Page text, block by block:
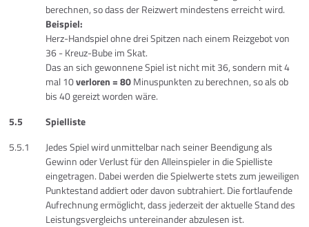
berechnen, so dass der Reizwert mindestens erreicht wird.
Beispiel:
Herz-Handspiel ohne drei Spitzen nach einem Reizgebot von
36 - Kreuz-Bube im Skat.
Das an sich gewonnene Spiel ist nicht mit 36, sondern mit 4
mal 10verloren = 80Minuspunkten zu berechnen, so als ob
bis 40 gereizt worden wäre.
5.5
Spielliste
5.5.1
Jedes Spiel wird unmittelbar nach seiner Beendigung als
Gewinn oder Verlust für den Alleinspieler in die Spielliste
eingetragen. Dabei werden die Spielwerte stets zum jeweiligen
Punktestand addiert oder davon subtrahiert. Die fortlaufende
Aufrechnung ermöglicht, dass jederzeit der aktuelle Stand des
Leistungsvergleichs untereinander abzulesen ist.